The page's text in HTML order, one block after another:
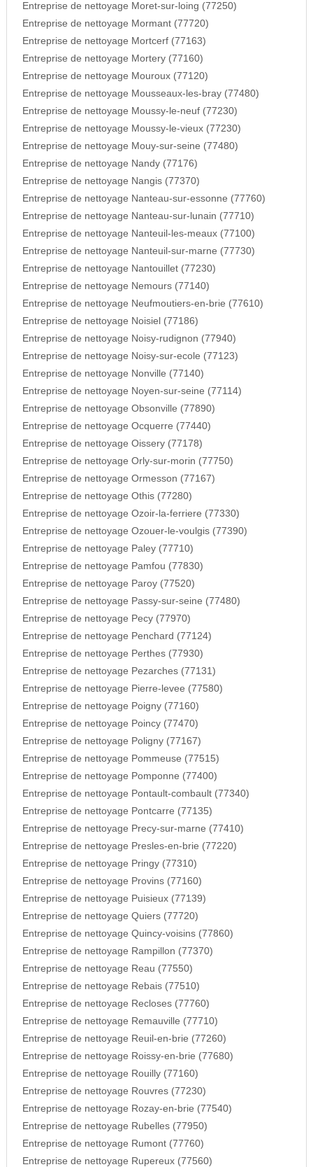
Entreprise de nettoyage Moret-sur-loing (77250)
Entreprise de nettoyage Mormant (77720)
Entreprise de nettoyage Mortcerf (77163)
Entreprise de nettoyage Mortery (77160)
Entreprise de nettoyage Mouroux (77120)
Entreprise de nettoyage Mousseaux-les-bray (77480)
Entreprise de nettoyage Moussy-le-neuf (77230)
Entreprise de nettoyage Moussy-le-vieux (77230)
Entreprise de nettoyage Mouy-sur-seine (77480)
Entreprise de nettoyage Nandy (77176)
Entreprise de nettoyage Nangis (77370)
Entreprise de nettoyage Nanteau-sur-essonne (77760)
Entreprise de nettoyage Nanteau-sur-lunain (77710)
Entreprise de nettoyage Nanteuil-les-meaux (77100)
Entreprise de nettoyage Nanteuil-sur-marne (77730)
Entreprise de nettoyage Nantouillet (77230)
Entreprise de nettoyage Nemours (77140)
Entreprise de nettoyage Neufmoutiers-en-brie (77610)
Entreprise de nettoyage Noisiel (77186)
Entreprise de nettoyage Noisy-rudignon (77940)
Entreprise de nettoyage Noisy-sur-ecole (77123)
Entreprise de nettoyage Nonville (77140)
Entreprise de nettoyage Noyen-sur-seine (77114)
Entreprise de nettoyage Obsonville (77890)
Entreprise de nettoyage Ocquerre (77440)
Entreprise de nettoyage Oissery (77178)
Entreprise de nettoyage Orly-sur-morin (77750)
Entreprise de nettoyage Ormesson (77167)
Entreprise de nettoyage Othis (77280)
Entreprise de nettoyage Ozoir-la-ferriere (77330)
Entreprise de nettoyage Ozouer-le-voulgis (77390)
Entreprise de nettoyage Paley (77710)
Entreprise de nettoyage Pamfou (77830)
Entreprise de nettoyage Paroy (77520)
Entreprise de nettoyage Passy-sur-seine (77480)
Entreprise de nettoyage Pecy (77970)
Entreprise de nettoyage Penchard (77124)
Entreprise de nettoyage Perthes (77930)
Entreprise de nettoyage Pezarches (77131)
Entreprise de nettoyage Pierre-levee (77580)
Entreprise de nettoyage Poigny (77160)
Entreprise de nettoyage Poincy (77470)
Entreprise de nettoyage Poligny (77167)
Entreprise de nettoyage Pommeuse (77515)
Entreprise de nettoyage Pomponne (77400)
Entreprise de nettoyage Pontault-combault (77340)
Entreprise de nettoyage Pontcarre (77135)
Entreprise de nettoyage Precy-sur-marne (77410)
Entreprise de nettoyage Presles-en-brie (77220)
Entreprise de nettoyage Pringy (77310)
Entreprise de nettoyage Provins (77160)
Entreprise de nettoyage Puisieux (77139)
Entreprise de nettoyage Quiers (77720)
Entreprise de nettoyage Quincy-voisins (77860)
Entreprise de nettoyage Rampillon (77370)
Entreprise de nettoyage Reau (77550)
Entreprise de nettoyage Rebais (77510)
Entreprise de nettoyage Recloses (77760)
Entreprise de nettoyage Remauville (77710)
Entreprise de nettoyage Reuil-en-brie (77260)
Entreprise de nettoyage Roissy-en-brie (77680)
Entreprise de nettoyage Rouilly (77160)
Entreprise de nettoyage Rouvres (77230)
Entreprise de nettoyage Rozay-en-brie (77540)
Entreprise de nettoyage Rubelles (77950)
Entreprise de nettoyage Rumont (77760)
Entreprise de nettoyage Rupereux (77560)